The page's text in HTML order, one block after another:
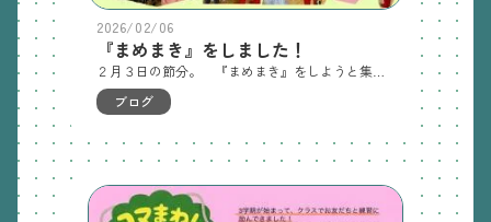
2026/02/06
『まめまき』をしました！
２月３日の節分。 『まめまき』をしようと集まった子どもたちも、かわいらしい鬼のお面をかぶって準備OK ⁈ 手には新聞紙を丸めて作ったお豆をギューっと握りしめ、緊張感たっぷりに座っていました。 まずは練習「おには～そと！ふくは～うち！」 まだまだ元気が足りません！大きな声で「おには～そと～！！ ふくは～うち～！！」 すると・・・ 「どん！どん！どどどどどど！」「・・・⁉」 大きな足音が聞こえてきて・・・ 「わーーーーーーーーっ！！！」 怖い赤鬼さんの登場に子どもたちは大あわてで逃げ出しました。 新聞紙の豆をまく顔は真剣そのもの、「本気」の鬼退治です。 「みんながんばれ～」 最後には赤鬼さんも降参して心の優しい鬼になり、みんな一緒に記念写真を撮りました。「はい！チーズ！」 めでたしめでたし。
ブログ